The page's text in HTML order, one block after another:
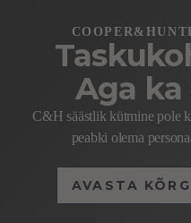
Aga
C&H säästlik kütmine pole
peabki olema
AVASTA